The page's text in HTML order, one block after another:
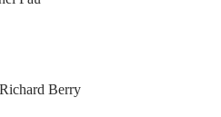
Berry